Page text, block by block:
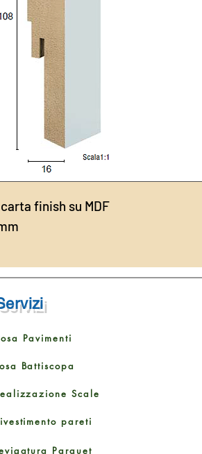
finish su MDF
Pavimenti
Battiscopa
Scale
pareti
Parquet